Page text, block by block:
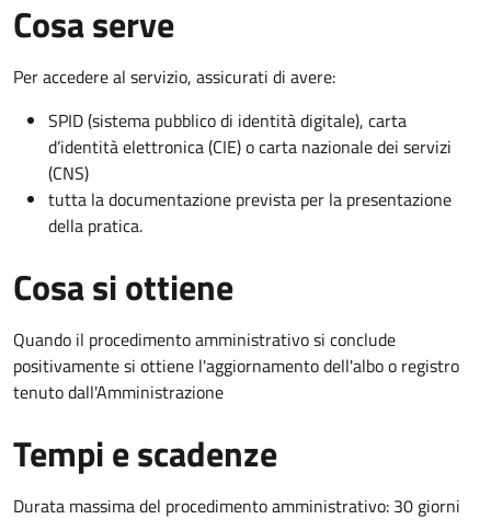
Cosa serve
Per accedere al servizio, assicurati di avere:
SPID (sistema pubblico di identità digitale), carta
d’identità elettronica (CIE) o carta nazionale dei servizi
(CNS)
tutta la documentazione prevista per la presentazione
della pratica.
Cosa si ottiene
Quando il procedimento amministrativo si conclude
positivamente si ottiene l'aggiornamento dell'albo o registro
tenuto dall'Amministrazione
Tempi e scadenze
Durata massima del procedimento amministrativo: 30 giorni